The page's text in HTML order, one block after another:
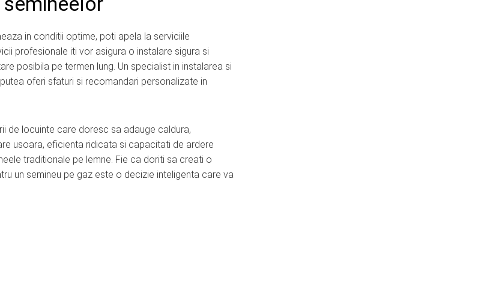
in conditii optime, poti apela la serviciile
profesionale iti vor asigura o instalare sigura si
posibila pe termen lung. Un specialist in instalarea si
oferi sfaturi si recomandari personalizate in
de locuinte care doresc sa adauge caldura,
usoara, eficienta ridicata si capacitati de ardere
traditionale pe lemne. Fie ca doriti sa creati o
un semineu pe gaz este o decizie inteligenta care va